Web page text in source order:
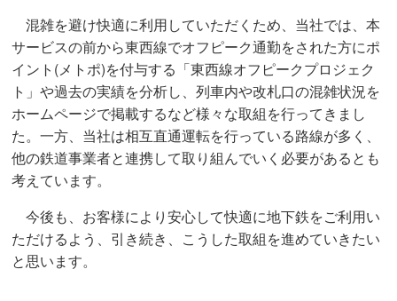
混雑を避け快適に利用していただくため、当社では、本
サービスの前から東西線でオフピーク通勤をされた方にポ
イント(メトポ)を付与する「東西線オフピークプロジェク
ト」や過去の実績を分析し、列車内や改札口の混雑状況を
ホームページで掲載するなど様々な取組を行ってきまし
た。一方、当社は相互直通運転を行っている路線が多く、
他の鉄道事業者と連携して取り組んでいく必要があるとも
考えています。
今後も、お客様により安心して快適に地下鉄をご利用い
ただけるよう、引き続き、こうした取組を進めていきたい
と思います。